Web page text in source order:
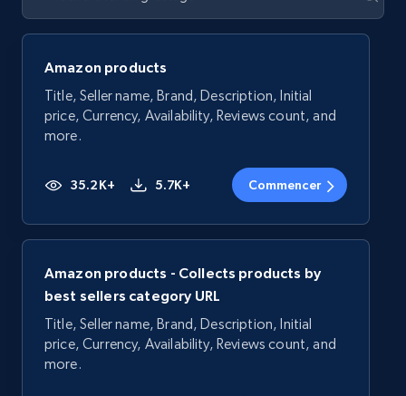
Amazon products
Title, Seller name, Brand, Description, Initial
price, Currency, Availability, Reviews count, and
more.
35.2K+ 5.7K+ Commencer
Amazon products - Collects products by
best sellers category URL
Title, Seller name, Brand, Description, Initial
price, Currency, Availability, Reviews count, and
more.